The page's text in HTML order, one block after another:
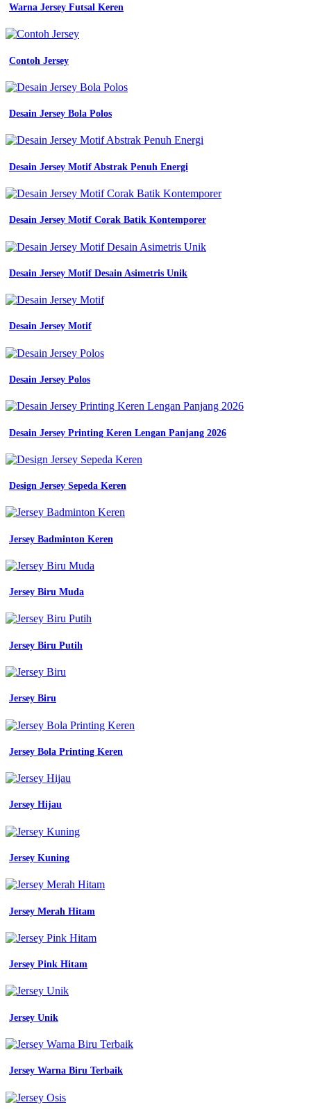
Warna Jersey Futsal Keren
Contoh Jersey
Desain Jersey Bola Polos
Desain Jersey Motif Abstrak Penuh Energi
Desain Jersey Motif Corak Batik Kontemporer
Desain Jersey Motif Desain Asimetris Unik
Desain Jersey Motif
Desain Jersey Polos
Desain Jersey Printing Keren Lengan Panjang 2026
Design Jersey Sepeda Keren
Jersey Badminton Keren
Jersey Biru Muda
Jersey Biru Putih
Jersey Biru
Jersey Bola Printing Keren
Jersey Hijau
Jersey Kuning
Jersey Merah Hitam
Jersey Pink Hitam
Jersey Unik
Jersey Warna Biru Terbaik